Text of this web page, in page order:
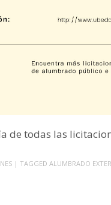
de todas las
| TAGGED ALUMBRADO